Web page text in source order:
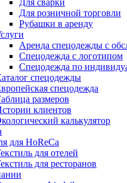
Для сварки
Для розничной торговли
Рубашки в аренду
Аренда спецодежды с
Спецодежда с логотипом
Спецодежда по
спецодежды
спецодежда
размеров
клиентов
калькулятор
для HoReCa
для отелей
для ресторанов